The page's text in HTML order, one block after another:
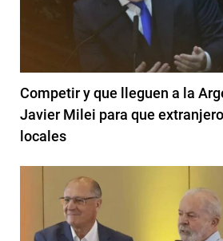
Competir y que lleguen a la
Javier Milei para que
locales